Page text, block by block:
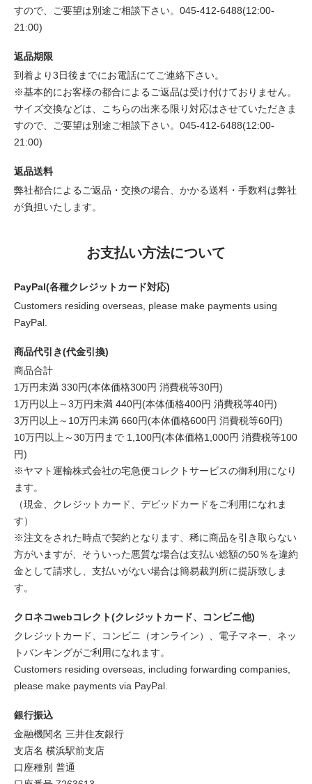
すので、ご要望は別途ご相談下さい。045-412-6488(12:00-
21:00)
返品期限
到着より3日後までにお電話にてご連絡下さい。
※基本的にお客様の都合によるご返品は受け付けておりません。
サイズ交換などは、こちらの出来る限り対応はさせていただきま
すので、ご要望は別途ご相談下さい。045-412-6488(12:00-
21:00)
返品送料
弊社都合によるご返品・交換の場合、かかる送料・手数料は弊社
が負担いたします。
お支払い方法について
PayPal(各種クレジットカード対応)
Customers residing overseas, please make payments using
PayPal.
商品代引き(代金引換)
商品合計
1万円未満 330円(本体価格300円 消費税等30円)
1万円以上～3万円未満 440円(本体価格400円 消費税等40円)
3万円以上～10万円未満 660円(本体価格600円 消費税等60円)
10万円以上～30万円まで 1,100円(本体価格1,000円 消費税等100
円)
※ヤマト運輸株式会社の宅急便コレクトサービスの御利用になり
ます。
（現金、クレジットカード、デビッドカードをご利用になれま
す）
※注文をされた時点で契約となります、稀に商品を引き取らない
方がいますが、そういった悪質な場合は支払い総額の50％を違約
金として請求し、支払いがない場合は簡易裁判所に提訴致しま
す。
クロネコwebコレクト(クレジットカード、コンビニ他)
クレジットカード、コンビニ（オンライン）、電子マネー、ネッ
トバンキングがご利用になれます。
Customers residing overseas, including forwarding companies,
please make payments via PayPal.
銀行振込
金融機関名 三井住友銀行
支店名 横浜駅前支店
口座種別 普通